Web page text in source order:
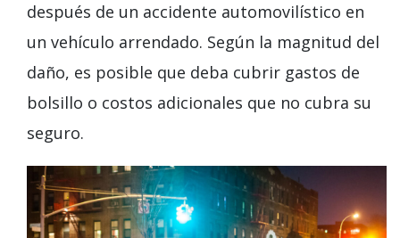
después de un accidente automovilístico en
un vehículo arrendado. Según la magnitud del
daño, es posible que deba cubrir gastos de
bolsillo o costos adicionales que no cubra su
seguro.